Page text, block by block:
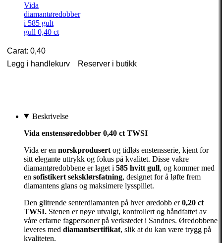
Vida
diamantøredobber
i 585 gult
gull 0,40 ct
Carat: 0,40
Legg i handlekurv
Reserver i butikk
Beskrivelse
Vida enstensøredobber 0,40 ct TWSI
Vida er en norskprodusert og tidløs enstensserie, kjent for
sitt elegante uttrykk og fokus på kvalitet. Disse vakre
diamantøredobbene er laget i 585 hvitt gull, og kommer med
en sofistikert seksklørsfatning, designet for å løfte frem
diamantens glans og maksimere lysspillet.
Den glitrende senterdiamanten på hver øredobb er0,20 ct
TWSI. Stenen er nøye utvalgt, kontrollert og håndfattet av
våre erfarne fagpersoner på verkstedet i Sandnes. Øredobbene
leveres med diamantsertifikat, slik at du kan være trygg på
kvaliteten.